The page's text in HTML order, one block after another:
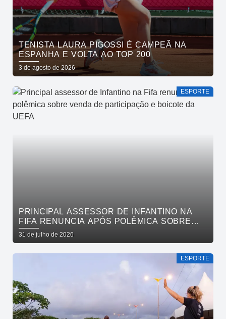
TENISTA LAURA PIGOSSI É CAMPEÃ NA
ESPANHA E VOLTA AO TOP 200
3 de agosto de 2026
ESPORTE
PRINCIPAL ASSESSOR DE INFANTINO NA
FIFA RENUNCIA APÓS POLÊMICA SOBRE
VENDA DE PARTICIPAÇÃO E BOICOTE DA
UEFA
31 de julho de 2026
ESPORTE